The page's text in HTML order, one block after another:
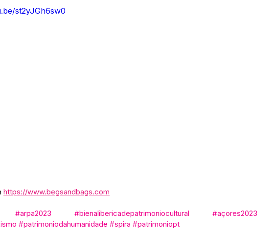
st2yJGh6sw0
https://www.begsandbags.com
#arpa2023 #bienalibericadepatrimoniocultural
#açores2023
#patrimoniodahumanidade #spira #patrimoniopt